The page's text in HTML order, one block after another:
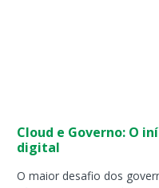
Cloud e Governo: O
digital
O maior desafio dos